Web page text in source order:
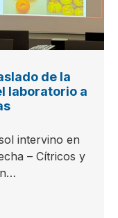
de la
laboratorio a
intervino en
– Cítricos y